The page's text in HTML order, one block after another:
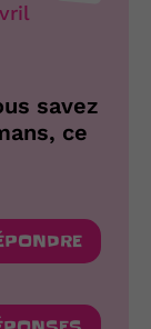
savez
ce